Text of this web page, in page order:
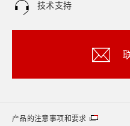
技术支持
产品的注意事项和要求